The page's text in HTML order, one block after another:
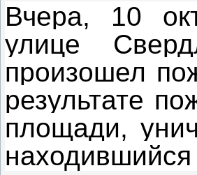
Вчера, 10
улице
произошел
результате
площади,
находившийся